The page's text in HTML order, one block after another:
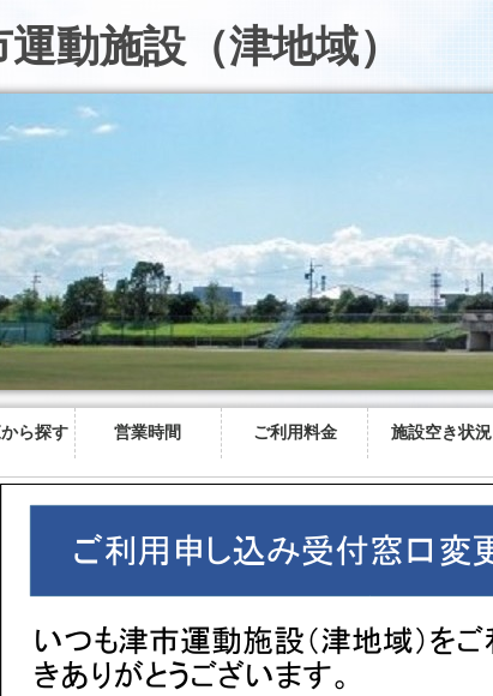
動施設（津地域）
ら探す 営業時間 ご利用料金 施設空き状況